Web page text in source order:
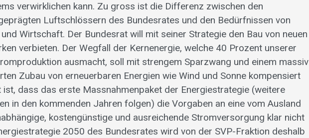
verwirklichen kann. Zu gross ist die Differenz zwischen den
Luftschlössern des Bundesrates und den Bedürfnissen von
Wirtschaft. Der Bundesrat will mit seiner Strategie den Bau von neuen
verbieten. Der Wegfall der Kernenergie, welche 40 Prozent unserer
ausmacht, soll mit strengem Sparzwang und einem massiv
Zubau von erneuerbaren Energien wie Wind und Sonne kompensiert
ist, dass das erste Massnahmenpaket der Energiestrategie (weitere
in den kommenden Jahren folgen) die Vorgaben an eine vom Ausland
kostengünstige und ausreichende Stromversorgung klar nicht
2050 des Bundesrates wird von der SVP-Fraktion deshalb